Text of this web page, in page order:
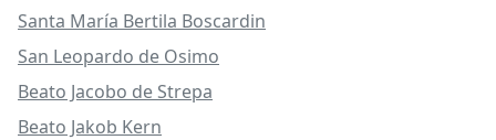
Santa María Bertila Boscardin
San Leopardo de Osimo
Beato Jacobo de Strepa
Beato Jakob Kern